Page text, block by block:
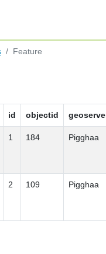
Feature
id objectid
1 184 Pigghaa
2 109 Pigghaa